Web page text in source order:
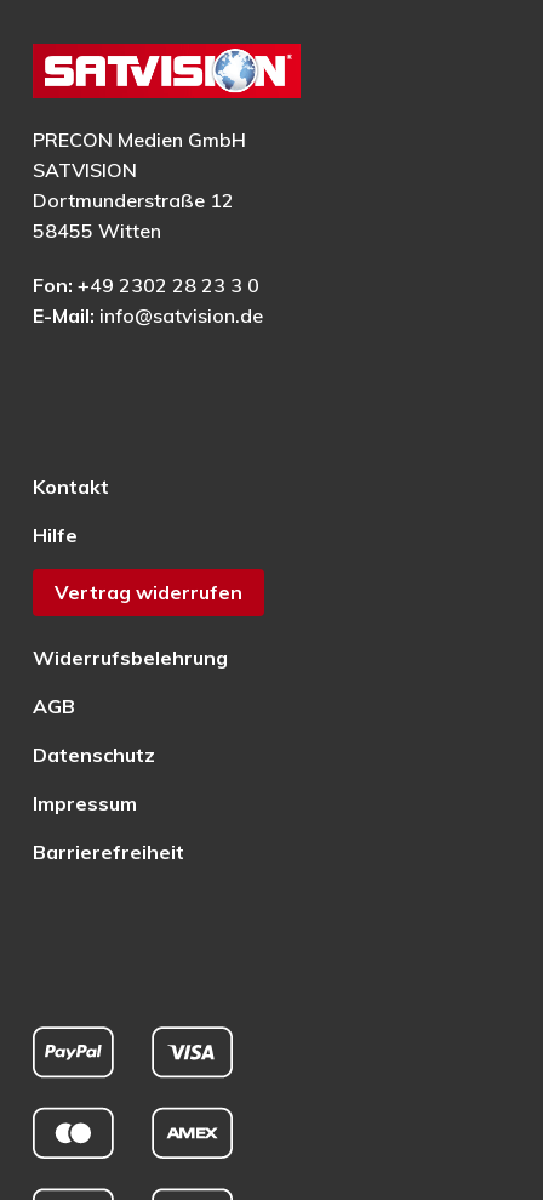
PRECON Medien GmbH
SATVISION
Dortmunderstraße 12
58455 Witten
Fon: +49 2302 28 23 3 0
E-Mail: info@satvision.de
Kontakt
Hilfe
Vertrag widerrufen
Widerrufsbelehrung
AGB
Datenschutz
Impressum
Barrierefreiheit